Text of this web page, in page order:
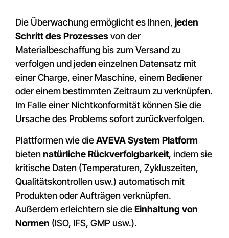
Die Überwachung ermöglicht es Ihnen, jeden
Schritt des Prozessesvon der
Materialbeschaffung bis zum Versand zu
verfolgen und jeden einzelnen Datensatz mit
einer Charge, einer Maschine, einem Bediener
oder einem bestimmten Zeitraum zu verknüpfen.
Im Falle einer Nichtkonformität können Sie die
Ursache des Problems sofort zurückverfolgen.
Plattformen wie dieAVEVA System Platform
bietennatürliche Rückverfolgbarkeit, indem sie
kritische Daten (Temperaturen, Zykluszeiten,
Qualitätskontrollen usw.) automatisch mit
Produkten oder Aufträgen verknüpfen.
Außerdem erleichtern sie dieEinhaltung von
Normen (ISO, IFS, GMP usw.).